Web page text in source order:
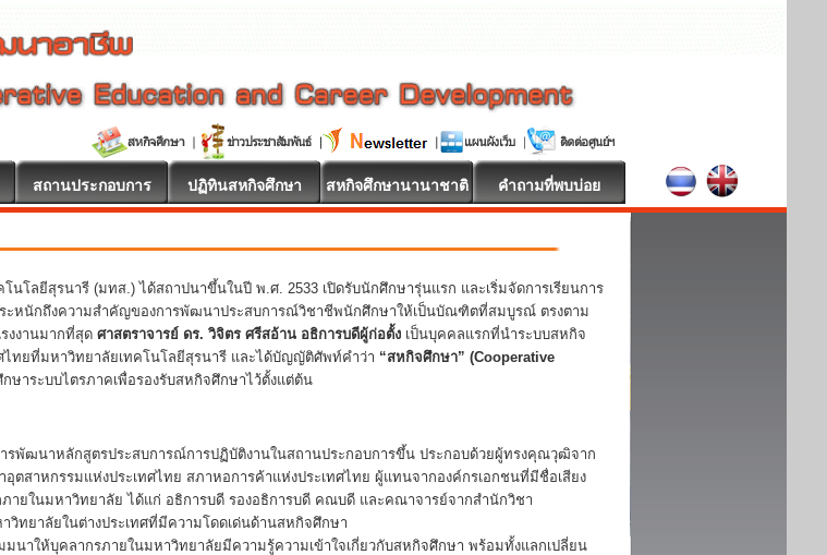
สถานประกอบการ ปฏิทินสหกิจศึกษา สหกิจศึกษานานาชาติ คำถามที่พบบ่อย
สุรนารี (มทส.) ได้สถาปนาขึ้นในปี พ.ศ. 2533 เปิดรับนักศึกษารุ่นแรก และเริ่มจัดการเรียนการ
ะหนักถึงความสำคัญของการพัฒนาประสบการณ์วิชาชีพนักศึกษาให้เป็นบัณฑิตที่สมบูรณ์ ตรงตาม
งงานมากที่สุด ศาสตราจารย์ ดร. วิจิตร ศรีสอ้าน อธิการบดีผู้ก่อตั้ง เป็นบุคคลแรกที่นำระบบสหกิจ
ไทยที่มหาวิทยาลัยเทคโนโลยีสุรนารี และได้บัญญัติศัพท์คำว่า “สหกิจศึกษา” (Cooperative
ษาระบบไตรภาคเพื่อรองรับสหกิจศึกษาไว้ตั้งแต่ต้น
รพัฒนาหลักสูตรประสบการณ์การปฏิบัติงานในสถานประกอบการขึ้น ประกอบด้วยผู้ทรงคุณวุฒิจาก
ตสาหกรรมแห่งประเทศไทย สภาหอการค้าแห่งประเทศไทย ผู้แทนจากองค์กรเอกชนที่มีชื่อเสียง
ภายในมหาวิทยาลัย ได้แก่ อธิการบดี รองอธิการบดี คณบดี และคณาจารย์จากสำนักวิชา
วิทยาลัยในต่างประเทศที่มีความโดดเด่นด้านสหกิจศึกษา
นาให้บุคลากรภายในมหาวิทยาลัยมีความรู้ความเข้าใจเกี่ยวกับสหกิจศึกษา พร้อมทั้งแลกเปลี่ยน